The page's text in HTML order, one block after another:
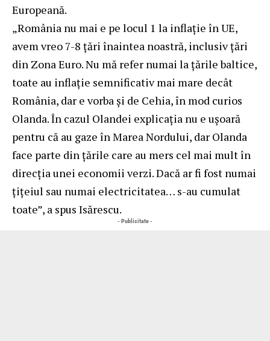
Europeană.
„România nu mai e pe locul 1 la inflaţie în UE,
avem vreo 7-8 ţări înaintea noastră, inclusiv ţări
din Zona Euro. Nu mă refer numai la ţările baltice,
toate au inflaţie semnificativ mai mare decât
România, dar e vorba şi de Cehia, în mod curios
Olanda. În cazul Olandei explicaţia nu e uşoară
pentru că au gaze în Marea Nordului, dar Olanda
face parte din ţările care au mers cel mai mult în
direcţia unei economii verzi. Dacă ar fi fost numai
ţiţeiul sau numai electricitatea… s-au cumulat
toate”, a spus Isărescu.
- Publicitate -